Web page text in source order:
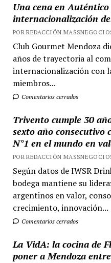
Una cena en
internacionalización
POR REDACCIÓN
Club Gourmet Mendoza
años de trayectoria al
internacionalización con
miembros...
Comentarios cerrados
Trivento cumple 30
sexto año consecutivo
N°1 en el mundo en
POR REDACCIÓN
Según datos de IWSR
bodega mantiene su
argentinos en valor,
crecimiento, innovación...
Comentarios cerrados
La VidA: la cocina de
poner a Mendoza